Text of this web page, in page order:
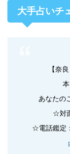
大手占いチ
【奈
あなたの
☆対
☆電話鑑定